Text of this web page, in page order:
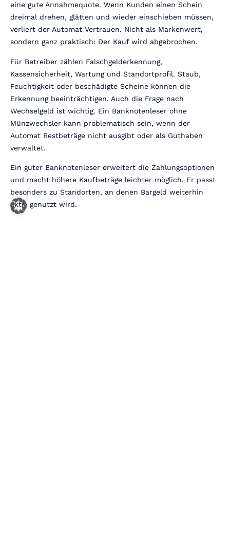
eine gute Annahmequote. Wenn Kunden einen Schein
dreimal drehen, glätten und wieder einschieben müssen,
verliert der Automat Vertrauen. Nicht als Markenwert,
sondern ganz praktisch: Der Kauf wird abgebrochen.
Für Betreiber zählen Falschgelderkennung,
Kassensicherheit, Wartung und Standortprofil. Staub,
Feuchtigkeit oder beschädigte Scheine können die
Erkennung beeinträchtigen. Auch die Frage nach
Wechselgeld ist wichtig. Ein Banknotenleser ohne
Münzwechsler kann problematisch sein, wenn der
Automat Restbeträge nicht ausgibt oder als Guthaben
verwaltet.
Ein guter Banknotenleser erweitert die Zahlungsoptionen
und macht höhere Kaufbeträge leichter möglich. Er passt
besonders zu Standorten, an denen Bargeld weiterhin
aktiv genutzt wird.